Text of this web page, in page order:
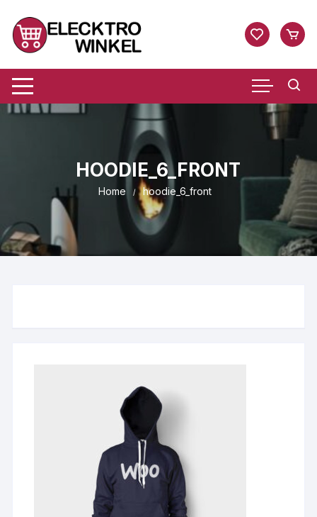
naar
inhoud
HOODIE_6_FRONT
Home hoodie_6_front